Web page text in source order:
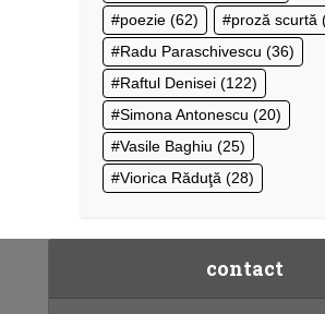
poezie (62) proză scurtă
Radu Paraschivescu (36)
Raftul Denisei (122)
Simona Antonescu (20)
Vasile Baghiu (25)
Viorica Răduţă (28)
contact